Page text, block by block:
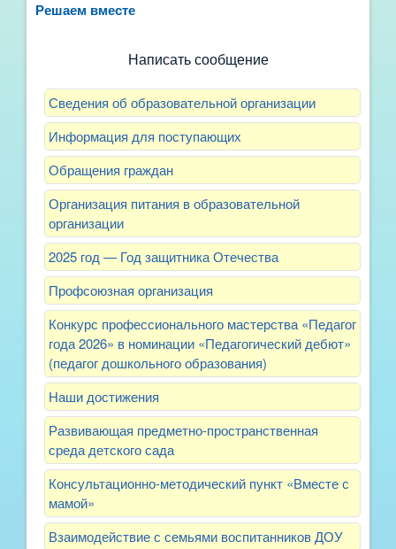
Решаем вместерассказать о воспитателях? Знаете, как
Написать сообщение
Сведения об образовательной организации
Информация для поступающих
Обращения граждан
Организация питания в образовательной
организации
2025 год — Год защитника Отечества
Профсоюзная организация
Конкурс профессионального мастерства «Педагог
года 2026» в номинации «Педагогический дебют»
(педагог дошкольного образования)
Наши достижения
Развивающая предметно-пространственная
среда детского сада
Консультационно-методический пункт «Вместе с
мамой»
Взаимодействие с семьями воспитанников ДОУ